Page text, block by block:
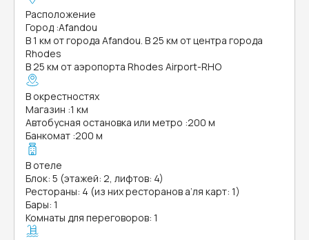
Расположение
Город :Afandou
В 1 км от города Afandou. В 25 км от центра города
Rhodes
В 25 км от аэропорта Rhodes Airport-RHO
В окрестностях
Магазин :1 км
Автобусная остановка или метро :200 м
Банкомат :200 м
В отеле
Блок: 5 (этажей: 2, лифтов: 4)
Рестораны: 4 (из них ресторанов а’ля карт: 1)
Бары: 1
Комнаты для переговоров: 1